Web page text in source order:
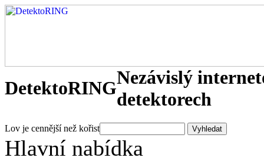
DetektoRINGNezávislý
detektorech
Lov je cennější než kořist
Hlavní nabídka